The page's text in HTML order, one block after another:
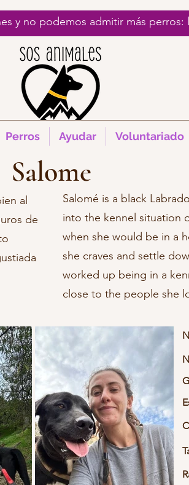
y no podemos admitir más
Perros Ayudar Voluntariado
al
de
Salomé is a black
into the kennel situation
when she would be in a
she craves and settle
worked up being in a
close to the people she
Salome